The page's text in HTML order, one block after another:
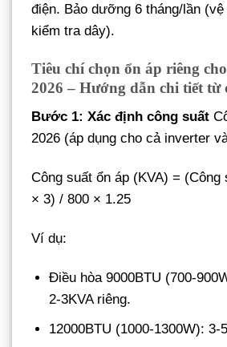
điện. Bảo dưỡng 6 tháng/lần
kiểm tra dây).
Tiêu chí chọn ổn áp riêng
2026 – Hướng dẫn chi tiết từ
Bước 1: Xác định công suất
2026 (áp dụng cho cả inverter
Công suất ổn áp (KVA) = (Công
× 3) / 800 × 1.25
Ví dụ:
Điều hòa 9000BTU (700-
2-3KVA riêng.
12000BTU (1000-1300W): 3-